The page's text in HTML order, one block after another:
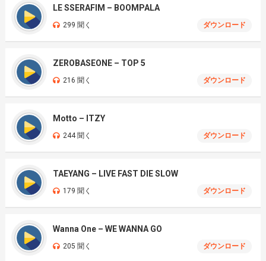
LE SSERAFIM – BOOMPALA
299 聞く ダウンロード
ZEROBASEONE – TOP 5
216 聞く ダウンロード
Motto – ITZY
244 聞く ダウンロード
TAEYANG – LIVE FAST DIE SLOW
179 聞く ダウンロード
Wanna One – WE WANNA GO
205 聞く ダウンロード